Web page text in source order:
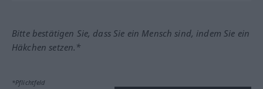
Bitte bestätigen Sie, dass Sie ein Mensch sind, indem Sie ein
Häkchen setzen.*
*Pflichtfeld